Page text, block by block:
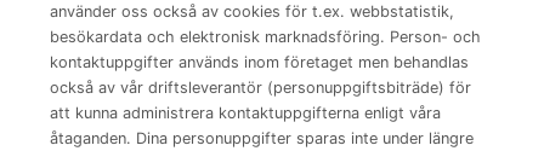
använder oss också av cookies för t.ex. webbstatistik,
besökardata och elektronisk marknadsföring. Person- och
kontaktuppgifter används inom företaget men behandlas
också av vår driftsleverantör (personuppgiftsbiträde) för
att kunna administrera kontaktuppgifterna enligt våra
åtaganden. Dina personuppgifter sparas inte under längre